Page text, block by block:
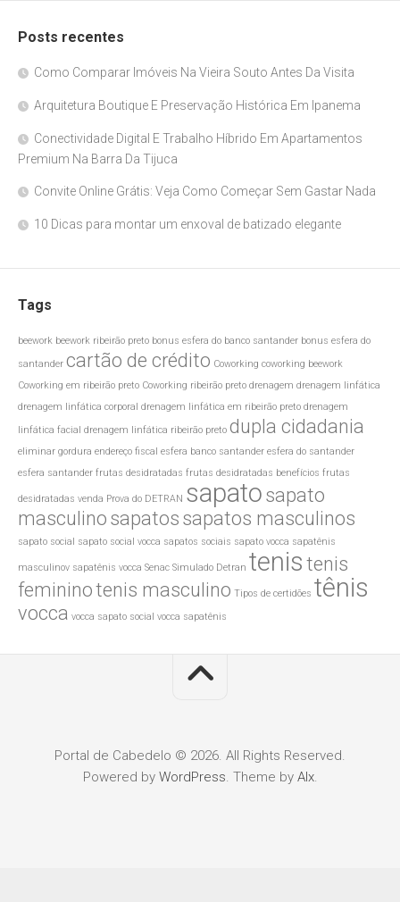
Posts recentes
Como Comparar Imóveis Na Vieira Souto Antes Da Visita
Arquitetura Boutique E Preservação Histórica Em Ipanema
Conectividade Digital E Trabalho Híbrido Em Apartamentos
Premium Na Barra Da Tijuca
Convite Online Grátis: Veja Como Começar Sem Gastar Nada
10 Dicas para montar um enxoval de batizado elegante
Tags
beework beework ribeirão preto bonus esfera do banco santander bonus esfera do
santander cartão de crédito Coworking coworking beework
Coworking em ribeirão preto Coworking ribeirão preto drenagem drenagem linfática
drenagem linfática corporal drenagem linfática em ribeirão preto drenagem
linfática facial drenagem linfática ribeirão preto dupla cidadania
eliminar gordura endereço fiscal esfera banco santander esfera do santander
esfera santander frutas desidratadas frutas desidratadas benefícios frutas
desidratadas venda Prova do DETRAN sapato sapato
masculino sapatos sapatos masculinos
sapato social sapato social vocca sapatos sociais sapato vocca sapatênis
masculinov sapatênis vocca Senac Simulado Detran tenis tenis
femininotenis masculino Tipos de certidões tênis
vocca vocca sapato social vocca sapatênis
Portal de Cabedelo © 2026. All Rights Reserved.
Powered by WordPress. Theme by Alx.